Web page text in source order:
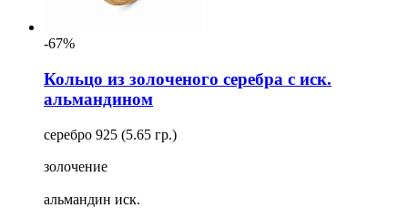
-67%
Кольцо из золоченого серебра с иск.
альмандином
серебро 925 (5.65 гр.)
золочение
альмандин иск.